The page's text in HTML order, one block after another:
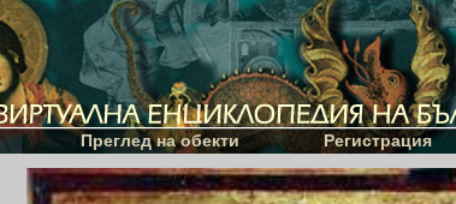
Преглед на обекти Регистрация